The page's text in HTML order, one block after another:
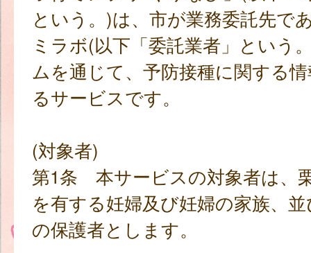
という。)は、市が業務委託先で
ミラボ(以下「委託業者」という
ムを通じて、予防接種に関する
るサービスです。
(対象者)
第1条 本サービスの対象者は、
を有する妊婦及び妊婦の家族、
の保護者とします。